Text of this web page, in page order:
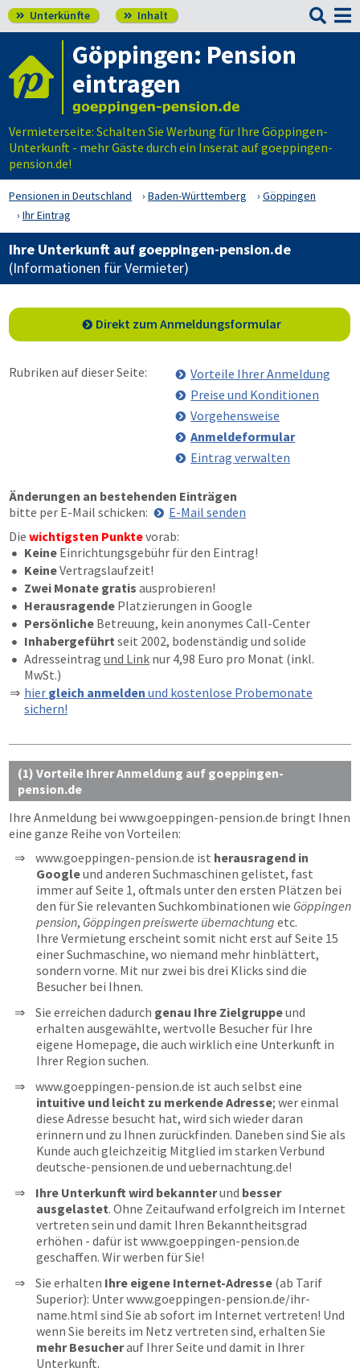
 Unterkünfte  Inhalt 
Göppingen: Pension
eintragen
Vermieterseite: Schalten Sie Werbung für Ihre Göppingen-
Unterkunft - mehr Gäste durch ein Inserat auf goeppingen-
pension.de!
Pensionen in Deutschland Baden-Württemberg
Göppingen
Ihr Eintrag
Ihre Unterkunft auf goeppingen-pension.de
(Informationen für Vermieter)
Direkt zum Anmeldungsformular
Rubriken auf dieser Seite:
Vorteile Ihrer Anmeldung
Preise und Konditionen
Vorgehensweise
Anmeldeformular
Eintrag verwalten
Die wichtigsten Punktevorab:
Keine Einrichtungsgebühr für den Eintrag!
KeineVertragslaufzeit!
Zwei Monate gratis ausprobieren!
Änderungen an bestehenden Einträgen
bitte per E-Mail schicken:
E-Mail senden
Herausragende Platzierungen in Google
Persönliche Betreuung, kein anonymes Call-Center
Inhabergeführt seit 2002, bodenständig und solide
Adresseintrag und Link nur 4,98 Euro pro Monat (inkl.
MwSt.)
hier gleich anmelden und kostenlose Probemonate
sichern!
(1) Vorteile Ihrer Anmeldung auf goeppingen-
pension.de
Ihre Anmeldung bei www.goeppingen-pension.de bringt Ihnen
eine ganze Reihe von Vorteilen:
www.goeppingen-pension.de ist herausragend in
Googleund anderen Suchmaschinen gelistet, fast
immer auf Seite 1, oftmals unter den ersten Plätzen bei
den für Sie relevanten Suchkombinationen wie Göppingen
pension, Göppingen preiswerte übernachtung etc.
Ihre Vermietung erscheint somit nicht erst auf Seite 15
einer Suchmaschine, wo niemand mehr hinblättert,
sondern vorne. Mit nur zwei bis drei Klicks sind die
Besucher bei Ihnen.
Sie erreichen dadurch genau Ihre Zielgruppeund
erhalten ausgewählte, wertvolle Besucher für Ihre
eigene Homepage, die auch wirklich eine Unterkunft in
Ihrer Region suchen.
www.goeppingen-pension.de ist auch selbst eine
intuitive und leicht zu merkende Adresse; wer einmal
diese Adresse besucht hat, wird sich wieder daran
erinnern und zu Ihnen zurückfinden. Daneben sind Sie als
Kunde auch gleichzeitig Mitglied im starken Verbund
deutsche-pensionen.de und uebernachtung.de!
Ihre Unterkunft wird bekannterund besser
ausgelastet. Ohne Zeitaufwand erfolgreich im Internet
vertreten sein und damit Ihren Bekanntheitsgrad
erhöhen - dafür ist www.goeppingen-pension.de
geschaffen. Wir werben für Sie!
Sie erhalten Ihre eigene Internet-Adresse (ab Tarif
Superior): Unter www.goeppingen-pension.de/ihr-
name.html sind Sie ab sofort im Internet vertreten! Und
wenn Sie bereits im Netz vertreten sind, erhalten Sie
mehr Besucherauf Ihrer Seite und damit in Ihrer
Unterkunft.